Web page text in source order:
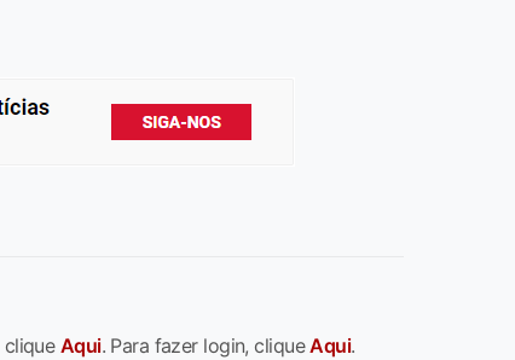
cliqueAqui. Para fazer login, cliqueAqui.